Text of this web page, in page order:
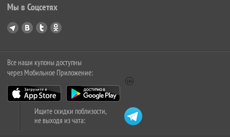
Мы в Соцсетях
Все наши купоны доступны
через Мобильное Приложение:
Ищите скидки поблизости,
не выходя из чата: